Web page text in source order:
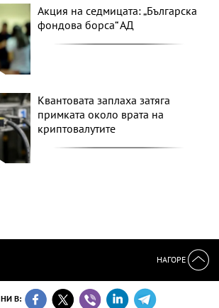
Акция на седмицата: „Българска
фондова борса“ АД
Квантовата заплаха затяга
примката около врата на
криптовалутите
НАГОРЕ
В: